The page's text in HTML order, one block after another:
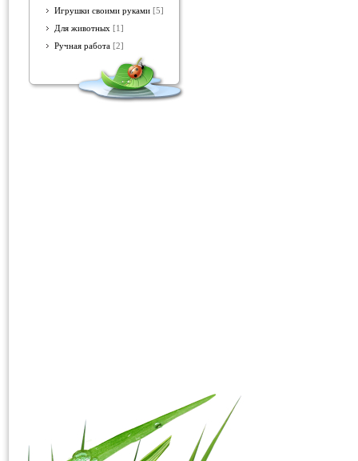
Игрушки своими руками [5]
Для животных [1]
Ручная работа [2]